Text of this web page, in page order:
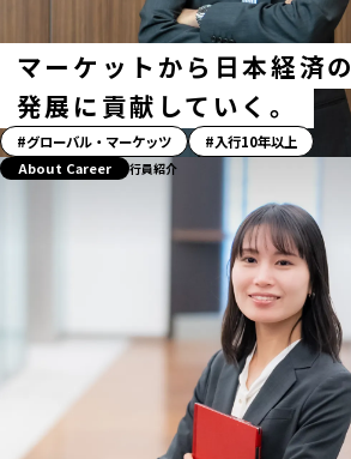
マーケットから日本経済の
発展に貢献していく。
「ス
ト
グローバル・マーケッツ 入行10年以上
About Career 行員紹介